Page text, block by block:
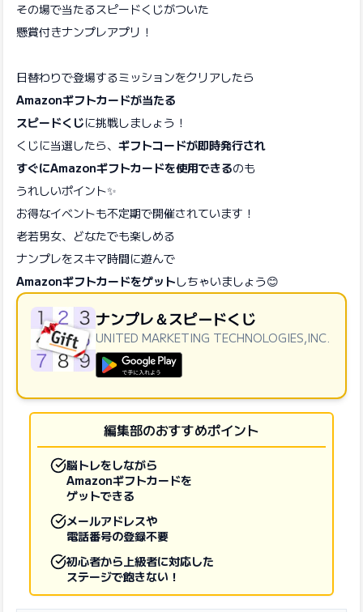
その場で当たるスピードくじがついた
懸賞付きナンプレアプリ！
日替わりで登場するミッションをクリアしたら
Amazonギフトカードが当たる
スピードくじに挑戦しましょう！
くじに当選したら、 ギフトコードが即時発行され
すぐにAmazonギフトカードを使用できるのも
うれしいポイント✨
お得なイベントも不定期で開催されています！
老若男女、どなたでも楽しめる
ナンプレをスキマ時間に遊んで
Amazonギフトカードをゲットしちゃいましょう😊
ナンプレ＆スピードくじ
UNITED MARKETING TECHNOLOGIES,INC.
編集部のおすすめポイント
脳トレをしながら
Amazonギフトカードを
ゲットできる
メールアドレスや
電話番号の登録不要
初心者から上級者に対応した
ステージで飽きない！